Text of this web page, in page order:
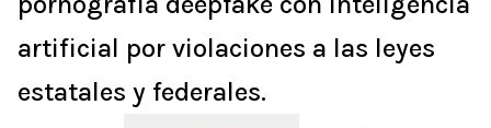
artificial por violaciones a las leyes
estatales y federales.